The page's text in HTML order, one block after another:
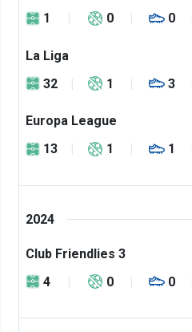
1
0 0
La Liga
32
1 3
Europa League
13
1 1
2024
Club Friendlies 3
4
0 0